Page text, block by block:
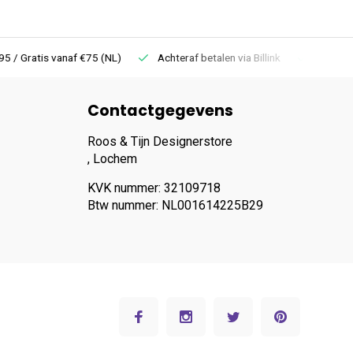
vanaf €75 (NL) Achteraf betalen via Billink
Contactgegevens
Roos & Tijn Designerstore
, Lochem
KVK nummer: 32109718
Btw nummer: NL001614225B29